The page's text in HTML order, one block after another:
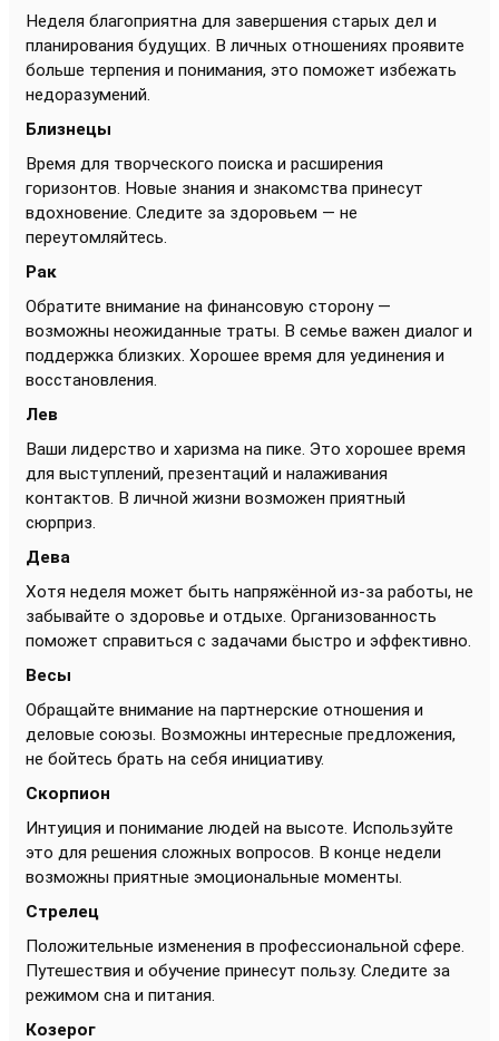
Неделя благоприятна для завершения старых дел и
планирования будущих. В личных отношениях проявите
больше терпения и понимания, это поможет избежать
недоразумений.
Близнецы
Время для творческого поиска и расширения
горизонтов. Новые знания и знакомства принесут
вдохновение. Следите за здоровьем — не
переутомляйтесь.
Рак
Обратите внимание на финансовую сторону —
возможны неожиданные траты. В семье важен диалог и
поддержка близких. Хорошее время для уединения и
восстановления.
Лев
Ваши лидерство и харизма на пике. Это хорошее время
для выступлений, презентаций и налаживания
контактов. В личной жизни возможен приятный
сюрприз.
Дева
Хотя неделя может быть напряжённой из-за работы, не
забывайте о здоровье и отдыхе. Организованность
поможет справиться с задачами быстро и эффективно.
Весы
Обращайте внимание на партнерские отношения и
деловые союзы. Возможны интересные предложения,
не бойтесь брать на себя инициативу.
Скорпион
Интуиция и понимание людей на высоте. Используйте
это для решения сложных вопросов. В конце недели
возможны приятные эмоциональные моменты.
Стрелец
Положительные изменения в профессиональной сфере.
Путешествия и обучение принесут пользу. Следите за
режимом сна и питания.
Козерог